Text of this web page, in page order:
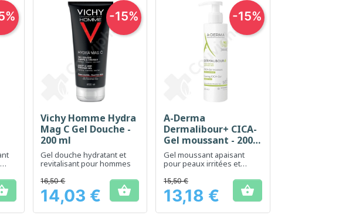
Aperçu rapide
Vichy Homme Hydra
Mag C Gel Douche -
200 ml
Gel douche hydratant et
revitalisant pour hommes
Prix
16,50 €
14,03 € 
-15%
Aperçu rapide
A-Derma
Dermalibour+ CICA-
Gel moussant - 200
ml
Gel moussant apaisant
pour peaux irritées et
Prix
15,50 €
13,18 € 
-15%